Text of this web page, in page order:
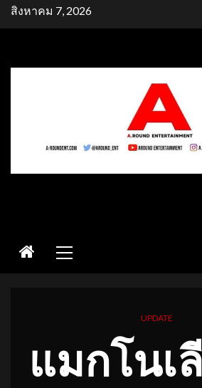
Skipสิงหาคม 7, 2026
Menu
UPDATE
แมกโนเ